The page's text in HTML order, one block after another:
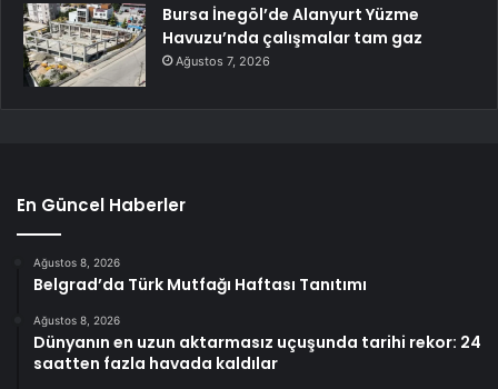
Bursa İnegöl’de Alanyurt Yüzme
Havuzu’nda çalışmalar tam gaz
Ağustos 7, 2026
En Güncel Haberler
Ağustos 8, 2026
Belgrad’da Türk Mutfağı Haftası Tanıtımı
Ağustos 8, 2026
Dünyanın en uzun aktarmasız uçuşunda tarihi rekor: 24
saatten fazla havada kaldılar